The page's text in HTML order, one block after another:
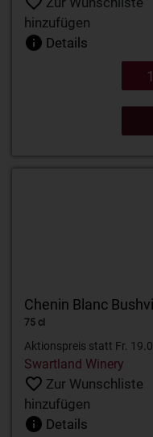
hinzufügen
Details
Chenin Blanc
75 cl
Aktionspreis statt Fr.
Swartland Winery
Zur Wunschliste
hinzufügen
Details